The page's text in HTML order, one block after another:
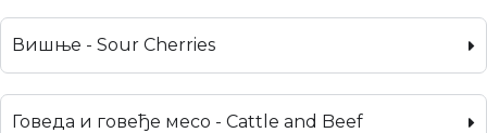
Вишње - Sour Cherries
Говеда и говеђе месо - Cattle and Beef